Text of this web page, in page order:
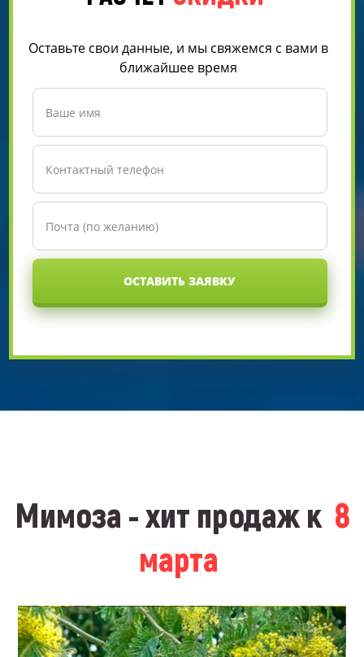
Оставьте свои данные, и мы свяжемся с вами в
ближайшее время
ОСТАВИТЬ ЗАЯВКУ
Мимоза - хит продаж к 8
марта